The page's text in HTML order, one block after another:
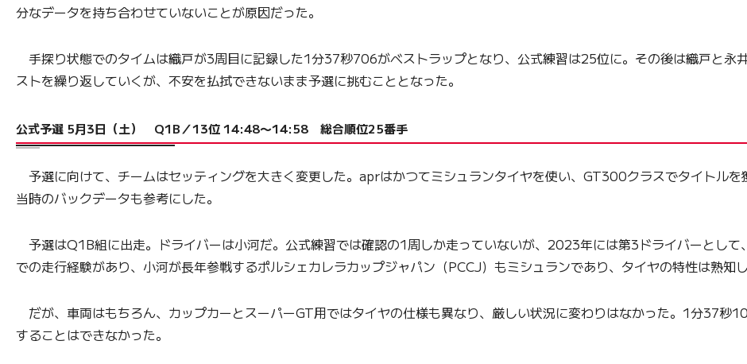
分なデータを持ち合わせていないことが原因だった。
手探り状態でのタイムは織戸が3周目に記録した1分37秒706がベストラップとなり、公式練習は25位に。その後は織戸と永
ストを繰り返していくが、不安を払拭できないまま予選に挑むこととなった。
公式予選 5月3日（土） Q1B／13位 14:48〜14:58 総合順位25番手
予選に向けて、チームはセッティングを大きく変更した。aprはかつてミシュランタイヤを使い、GT300クラスでタイトルを
当時のバックデータも参考にした。
予選はQ1B組に出走。ドライバーは小河だ。公式練習では確認の1周しか走っていないが、2023年には第3ドライバーとし
での走行経験があり、小河が長年参戦するポルシェカレラカップジャパン（PCCJ）もミシュランであり、タイヤの特性は熟知し
だが、車両はもちろん、カップカーとスーパーGT用ではタイヤの仕様も異なり、厳しい状況に変わりはなかった。1分37秒
することはできなかった。